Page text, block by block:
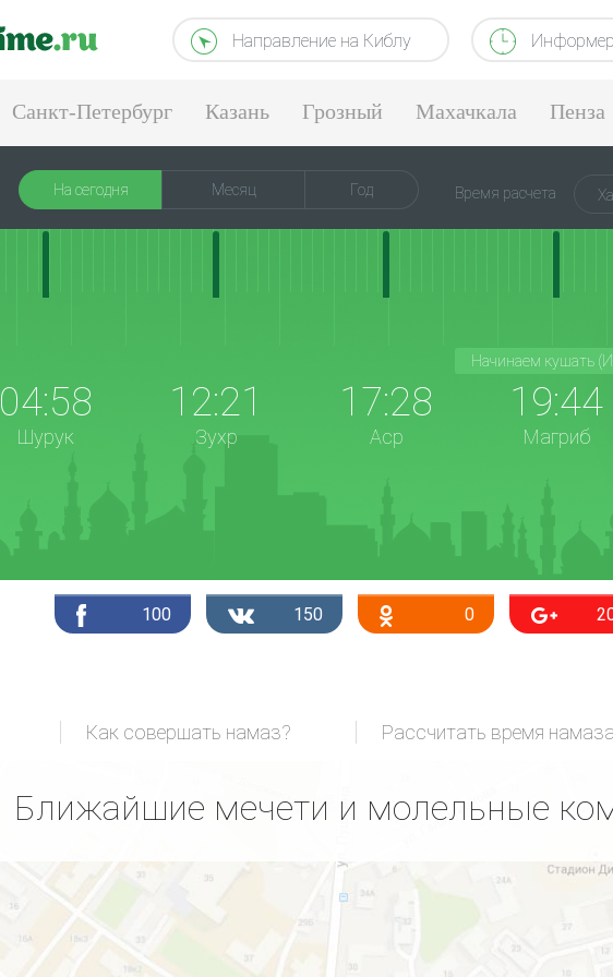
Направление на Киблу
Санкт-Петербург Казань Грозный Махачкала Пенза
На сегодня Месяц Год Время расчета
04:58
Шурук
12:21
Зухр
17:28
Аср
Начинаем кушать
19:44
Магриб
100 150 0
Как совершать намаз? Рассчитать время намаза
Ближайшие мечети и молельные